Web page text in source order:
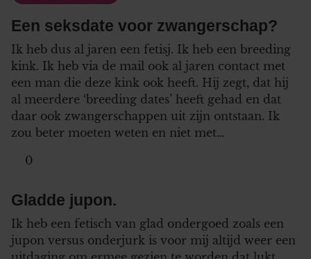
Een seksdate voor zwangerschap?
Ik heb dus al jaren een fetisj. Ik heb een breeding
kink. Ik heb via de mail ook al jaren contact met
een man die deze kink ook heeft. Hij zegt, dat hij
al meerdere ‘breeding dates’ heeft gehad en dat
daar ook zwangerschappen uit zijn ontstaan. Ik
zou beter moeten weten en niet met…
0
Gladde jupon.
Ik heb een fetisch van glad ondergoed zoals een
jupon versus onderjurk is voor mij altijd weer een